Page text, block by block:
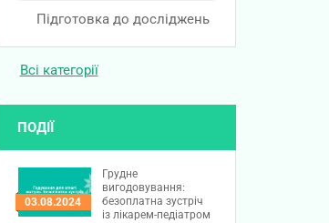
Підготовка до досліджень
Всі категорії
ПОДІЇ
03.08.2024
Грудне
вигодовування:
безоплатна зустріч
із лікарем-педіатром